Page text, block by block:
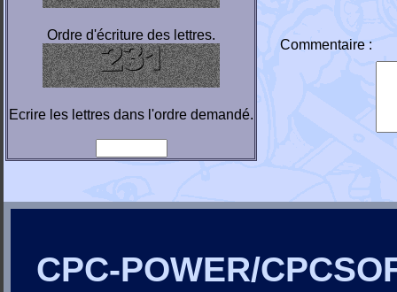
Ordre d'écriture des lettres.
Ecrire les lettres dans l'ordre demandé.
Commentaire :
CPC-POWER/